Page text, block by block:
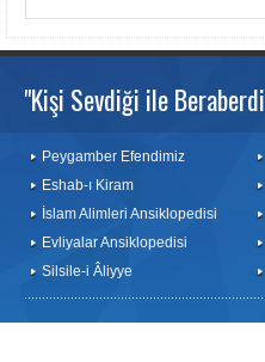
"Kişi Sevdiği ile
Peygamber Efendimiz
Eshab-ı Kiram
İslam Alimleri Ansiklopedisi
Evliyalar Ansiklopedisi
Silsile-i Âliyye